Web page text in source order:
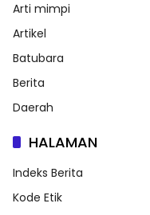
Arti mimpi
Artikel
Batubara
Berita
Daerah
HALAMAN
Indeks Berita
Kode Etik